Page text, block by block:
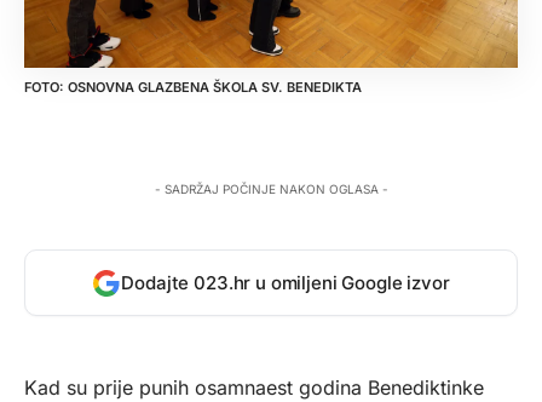
OSNOVNA GLAZBENA ŠKOLA SV. BENEDIKTA
- SADRŽAJ POČINJE NAKON OGLASA -
Dodajte 023.hr u omiljeni Google izvor
Kad su prije punih osamnaest godina Benediktinke